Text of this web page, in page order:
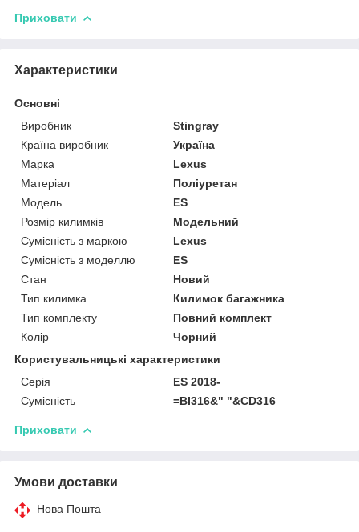
Приховати
Характеристики
Основні
Виробник
Stingray
Країна виробник
Україна
Марка
Lexus
Матеріал
Поліуретан
Модель
ES
Розмір килимків
Модельний
Сумісність з маркою
Lexus
Сумісність з моделлю
ES
Стан
Новий
Тип килимка
Килимок багажника
Тип комплекту
Повний комплект
Колір
Чорний
Користувальницькі характеристики
Серія
ES 2018-
Сумісність
=BI316&" "&CD316
Приховати
Умови доставки
Нова Пошта